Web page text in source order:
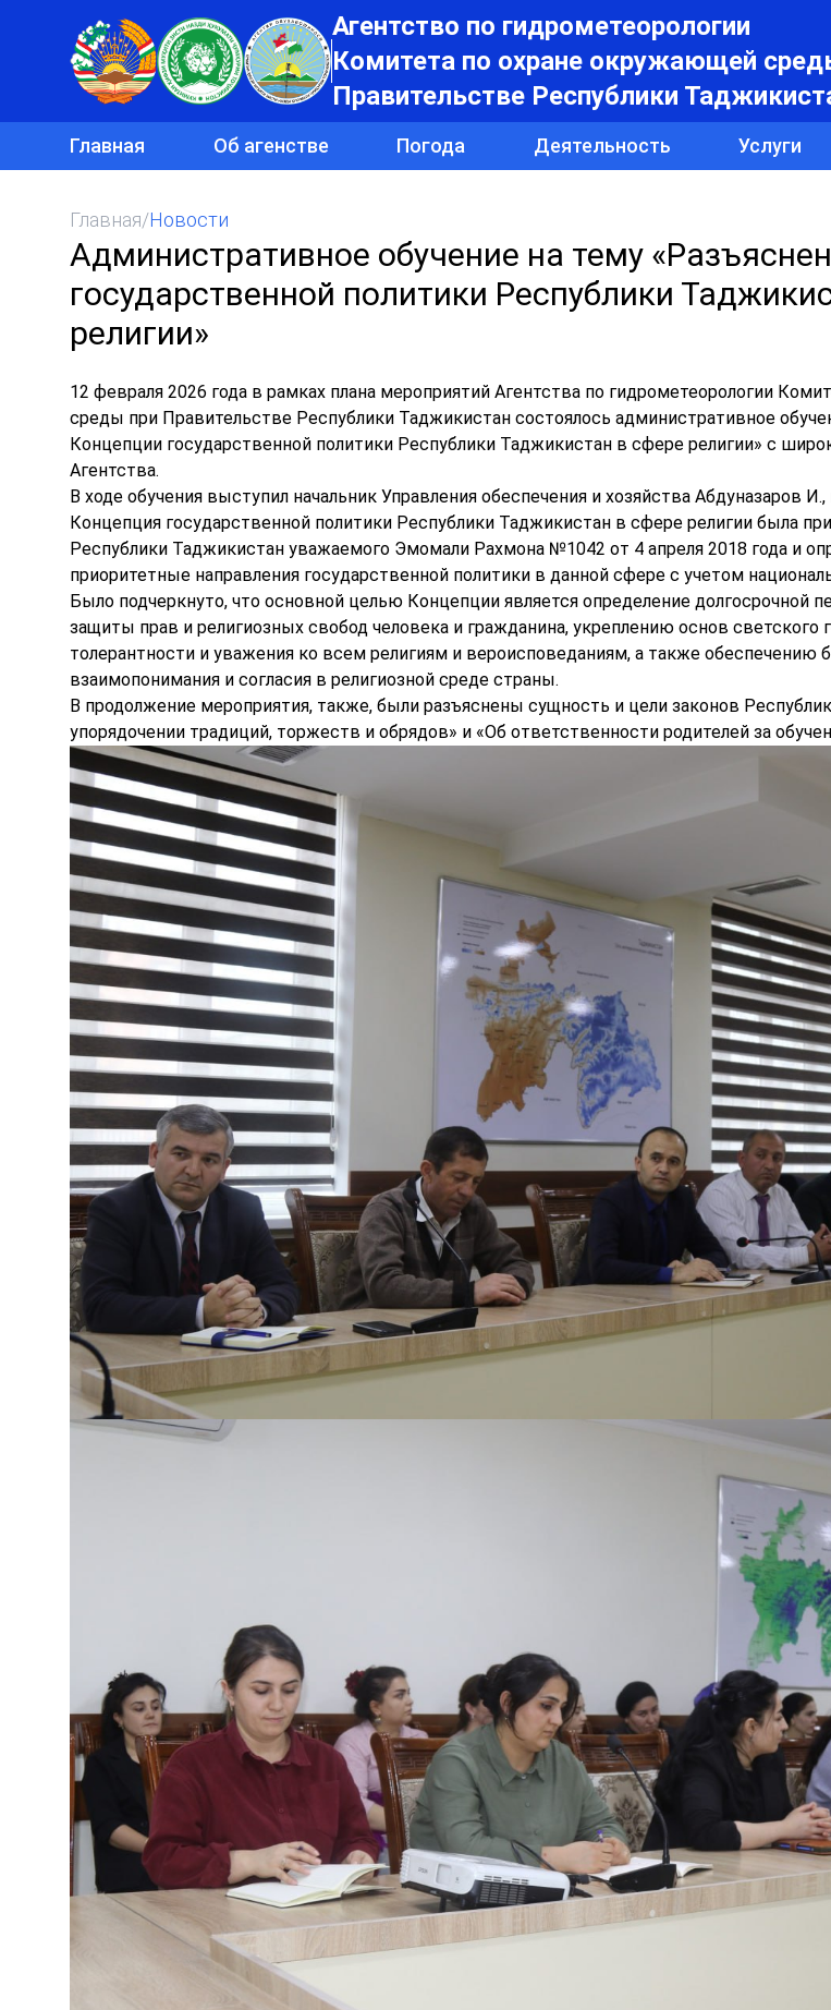
Агентство по гидрометеорологии
Комитета по охране окружающей
Правительстве Республики
Главная Об агенстве Погода Деятельность Услуги
Главная/Новости
Административное обучение на тему
государственной политики Республики
религии»
12 февраля 2026 года в рамках плана мероприятий Агентства по гидрометеорологии
среды при Правительстве Республики Таджикистан состоялось административное
Концепции государственной политики Республики Таджикистан в сфере религии» с
Агентства.
В ходе обучения выступил начальник Управления обеспечения и хозяйства Абдуназаров
Концепция государственной политики Республики Таджикистан в сфере религии была
Республики Таджикистан уважаемого Эмомали Рахмона №1042 от 4 апреля 2018 года и
приоритетные направления государственной политики в данной сфере с учетом
Было подчеркнуто, что основной целью Концепции является определение долгосрочной
защиты прав и религиозных свобод человека и гражданина, укреплению основ светского
толерантности и уважения ко всем религиям и вероисповеданиям, а также обеспечению
взаимопонимания и согласия в религиозной среде страны.
В продолжение мероприятия, также, были разъяснены сущность и цели законов
упорядочении традиций, торжеств и обрядов» и «Об ответственности родителей за